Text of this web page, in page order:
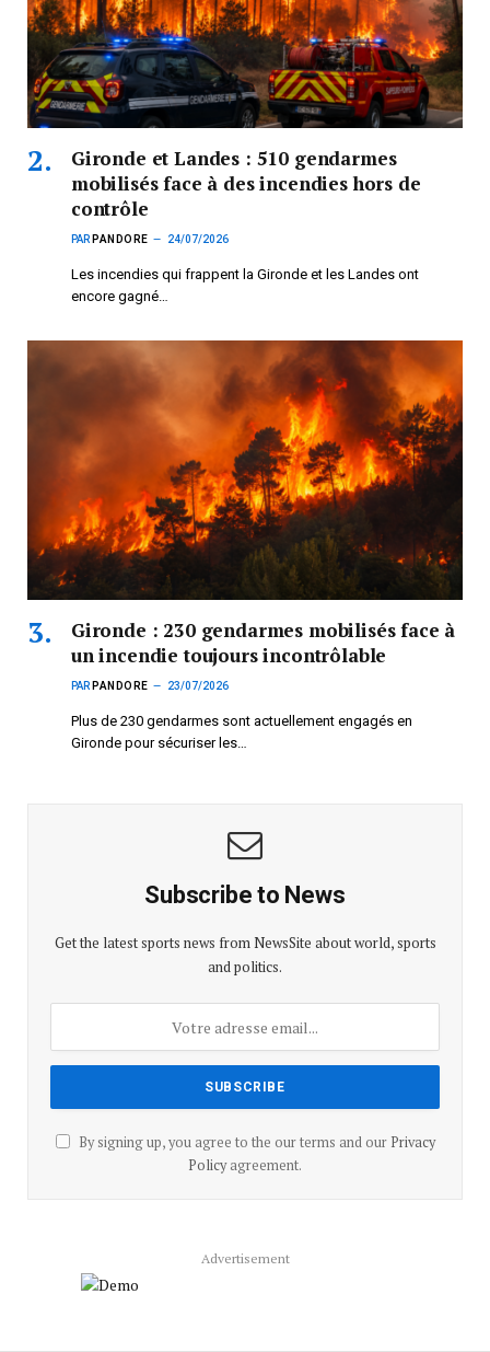
Gironde et Landes : 510 gendarmes
mobilisés face à des incendies hors de
contrôle
PAR PANDORE 24/07/2026
Les incendies qui frappent la Gironde et les Landes ont
encore gagné…
Gironde : 230 gendarmes mobilisés face à
un incendie toujours incontrôlable
PAR PANDORE 23/07/2026
Plus de 230 gendarmes sont actuellement engagés en
Gironde pour sécuriser les…
Subscribe to News
Get the latest sports news from NewsSite about world, sports
and politics.
By signing up, you agree to the our terms and our Privacy
Policyagreement.
Advertisement